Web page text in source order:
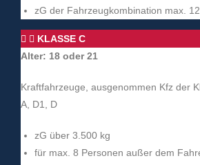
zG der Fahrzeugkombination max.
KLASSE C
Alter: 18 oder 21
Kraftfahrzeuge, ausgenommen Kfz der
A, D1, D
zG über 3.500 kg
für max. 8 Personen außer dem